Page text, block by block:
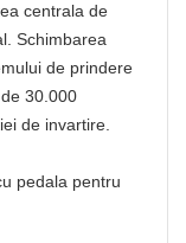
centrala de
Schimbarea
de prindere
30.000
de invartire.
pedala pentru